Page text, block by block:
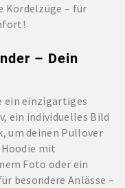
Kordelzüge – für
– Dein
ein einzigartiges
ein individuelles Bild
um deinen Pullover
mit
Foto oder ein
besondere Anlässe –